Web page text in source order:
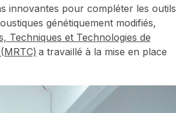
innovantes pour compléter les outils
génétiquement modifiés,
Techniques et Technologies de
a travaillé à la mise en place